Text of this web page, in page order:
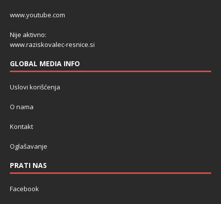
www.youtube.com
Nije aktivno:
www.raziskovalec-resnice.si
GLOBAL MEDIA INFO
Uslovi korišćenja
O nama
Kontakt
Oglašavanje
PRATI NAS
Facebook